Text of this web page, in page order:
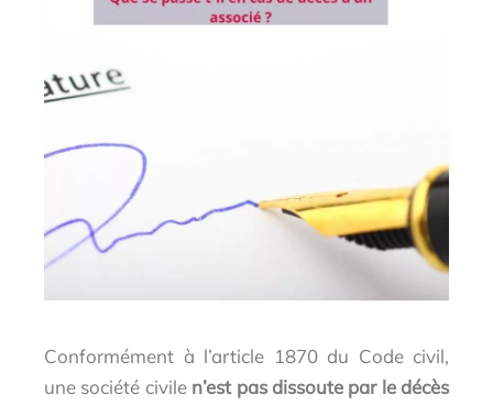
Conformément à l’article 1870 du Code civil,
une société civile n’est pas dissoute par le décès